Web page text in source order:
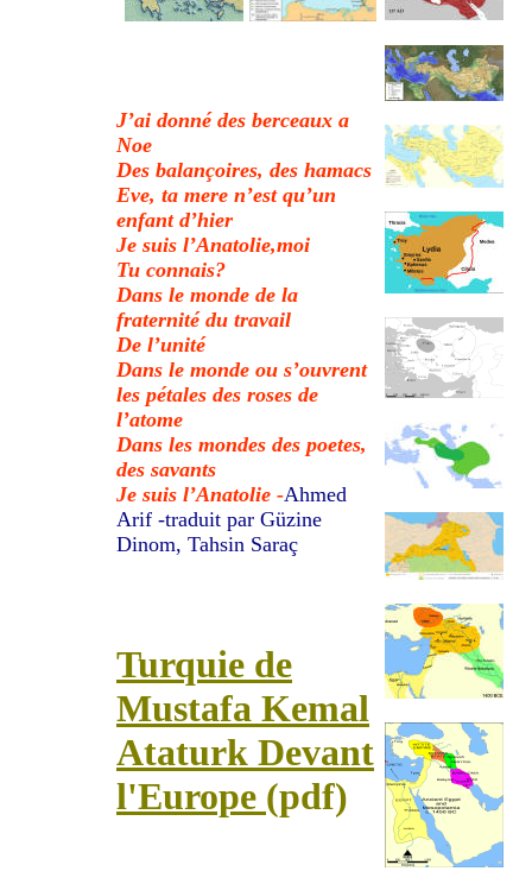
J’ai donné des berceaux a
Noe
Des balançoires, des hamacs
Eve, ta mere n’est qu’un
enfant d’hier
Je suis l’Anatolie,moi
Tu connais?
Dans le monde de la
fraternité du travail
De l’unité
Dans le monde ou s’ouvrent
les pétales des roses de
l’atome
Dans les mondes des poetes,
des savants
Je suis l’Anatolie -Ahmed
Arif -traduit par Güzine
Dinom, Tahsin Saraç
Turquie de
Mustafa Kemal
Ataturk Devant
l'Europe (pdf)